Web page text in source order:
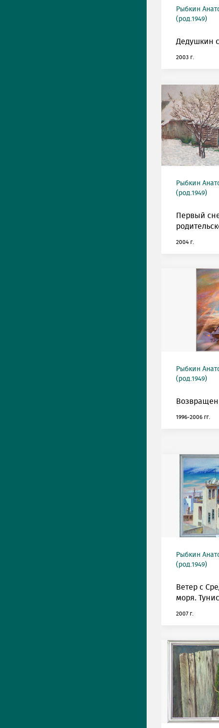
Рыбкин
(род.1949)
Дедушкин
2003 г.
Рыбкин
(род.1949)
Первый
2004 г.
Рыбкин
(род.1949)
1996-2006 гг.
Рыбкин
(род.1949)
Ветер с
моря.
2007 г.